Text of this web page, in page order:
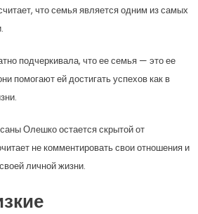
что семья является одним из самых
подчеркивала, что ее семья — это ее
помогают ей достигать успехов как в
Олешко остается скрытой от
не комментировать свои отношения и
личной жизни.